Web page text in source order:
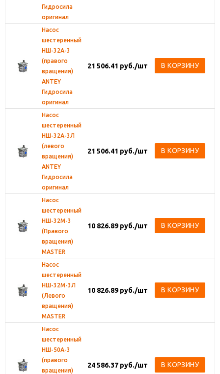
Гидросила
оригинал
Насос
шестеренный
НШ-32А-3
(правого
вращения)
ANTEY
Гидросила
оригинал
21 506.41 руб./шт В КОРЗИНУ
Насос
шестеренный
НШ-32А-3Л
(левого
вращения)
ANTEY
Гидросила
оригинал
21 506.41 руб./шт В КОРЗИНУ
Насос
шестеренный
НШ-32М-3
(Правого
вращения)
MASTER
10 826.89 руб./шт В КОРЗИНУ
Насос
шестеренный
НШ-32М-3Л
(Левого
вращения)
MASTER
10 826.89 руб./шт В КОРЗИНУ
Насос
шестеренный
НШ-50А-3
(правого
вращения)
24 586.37 руб./шт В КОРЗИНУ